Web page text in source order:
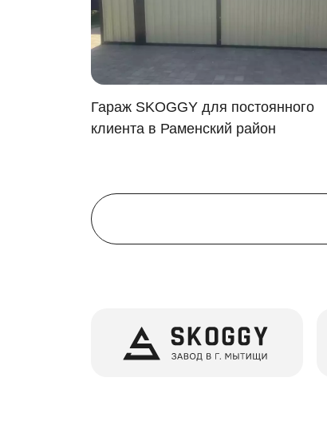
Рольставни гаража обеспечат
Настил пола -
OSB плита 18 мм
Для монтажа контейнеров SKOGGY
расстановки:
Гараж SKOGGY для постоянного
клиента в Раменский район